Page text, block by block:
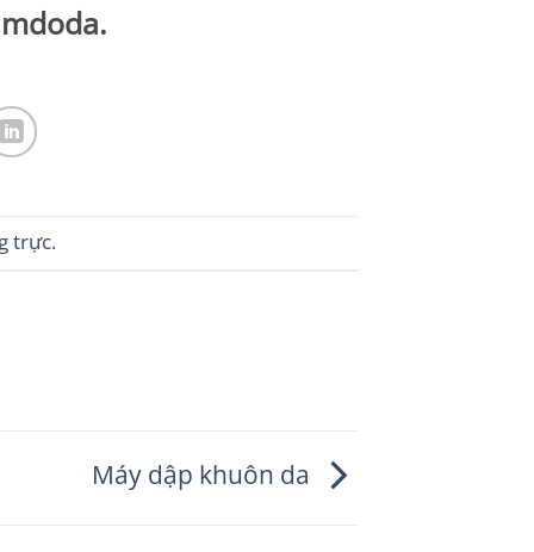
trực.
Máy dập khuôn da